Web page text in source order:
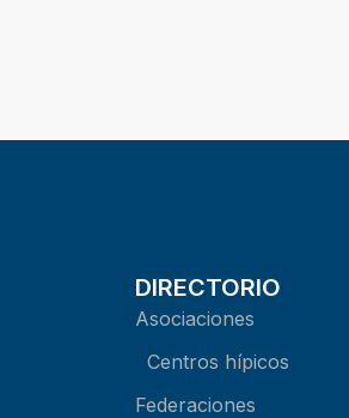
DIRECTORIO
Asociaciones
Centros hípicos
Federaciones